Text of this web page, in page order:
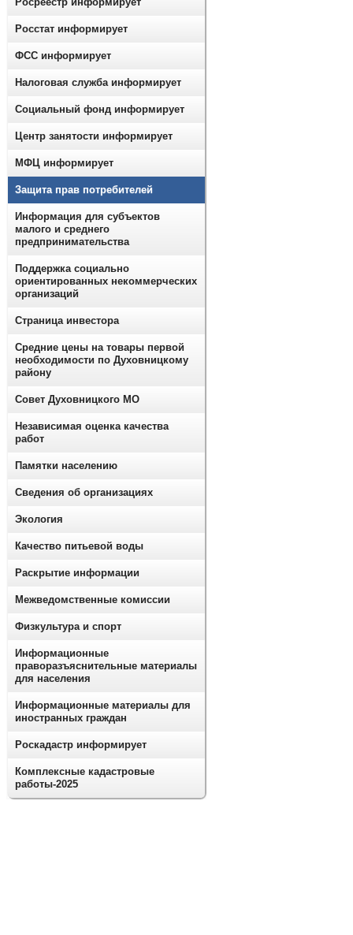
Росстат информирует
ФСС информирует
Налоговая служба информирует
Социальный фонд информирует
Центр занятости информирует
МФЦ информирует
Защита прав потребителей
Информация для субъектов
малого и среднего
предпринимательства
Поддержка социально
ориентированных некоммерческих
организаций
Страница инвестора
Средние цены на товары первой
необходимости по Духовницкому
району
Совет Духовницкого МО
Независимая оценка качества
работ
Памятки населению
Сведения об организациях
Экология
Качество питьевой воды
Раскрытие информации
Межведомственные комиссии
Физкультура и спорт
Информационные
праворазъяснительные материалы
для населения
Информационные материалы для
иностранных граждан
Роскадастр информирует
Комплексные кадастровые
работы-2025